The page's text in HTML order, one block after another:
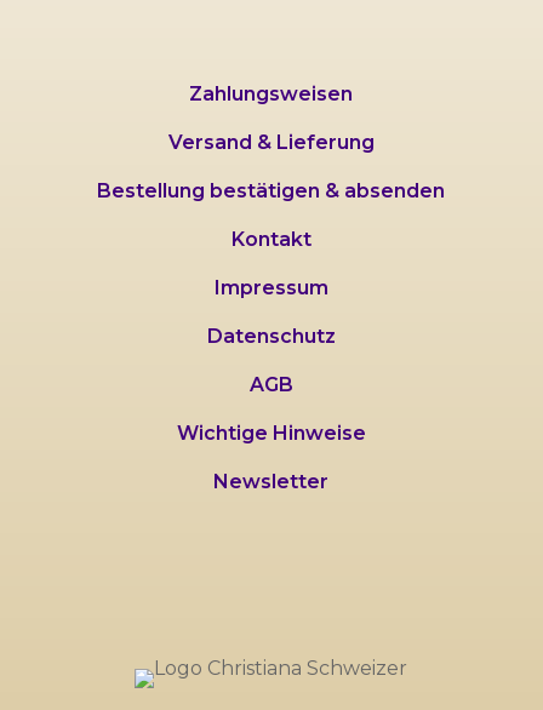
Zahlungsweisen
Versand & Lieferung
Bestellung bestätigen & absenden
Kontakt
Impressum
Datenschutz
AGB
Wichtige Hinweise
Newsletter